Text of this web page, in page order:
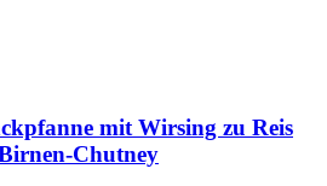
mit Wirsing zu Reis
Chutney